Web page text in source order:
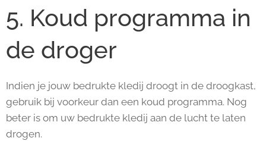
5. Koud programma in
de droger
Indien je jouw bedrukte kledij droogt in de droogkast,
gebruik bij voorkeur dan een koud programma. Nog
beter is om uw bedrukte kledij aan de lucht te laten
drogen.